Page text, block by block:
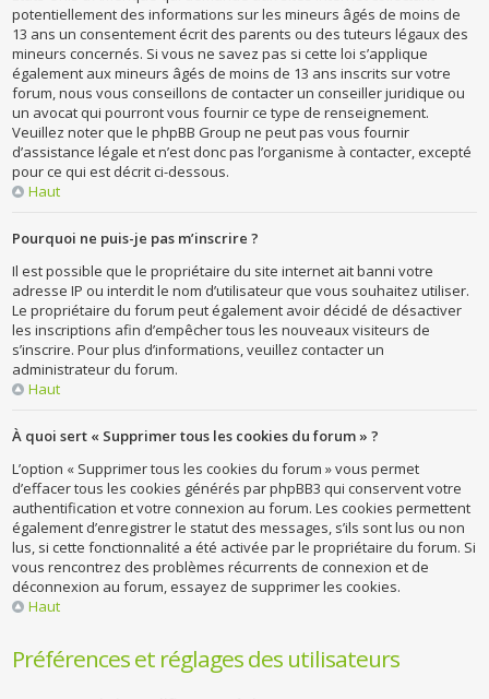
potentiellement des informations sur les mineurs âgés de moins de
13 ans un consentement écrit des parents ou des tuteurs légaux des
mineurs concernés. Si vous ne savez pas si cette loi s’applique
également aux mineurs âgés de moins de 13 ans inscrits sur votre
forum, nous vous conseillons de contacter un conseiller juridique ou
un avocat qui pourront vous fournir ce type de renseignement.
Veuillez noter que le phpBB Group ne peut pas vous fournir
d’assistance légale et n’est donc pas l’organisme à contacter, excepté
pour ce qui est décrit ci-dessous.
Haut
Pourquoi ne puis-je pas m’inscrire ?
Il est possible que le propriétaire du site internet ait banni votre
adresse IP ou interdit le nom d’utilisateur que vous souhaitez utiliser.
Le propriétaire du forum peut également avoir décidé de désactiver
les inscriptions afin d’empêcher tous les nouveaux visiteurs de
s’inscrire. Pour plus d’informations, veuillez contacter un
administrateur du forum.
Haut
À quoi sert « Supprimer tous les cookies du forum » ?
L’option « Supprimer tous les cookies du forum » vous permet
d’effacer tous les cookies générés par phpBB3 qui conservent votre
authentification et votre connexion au forum. Les cookies permettent
également d’enregistrer le statut des messages, s’ils sont lus ou non
lus, si cette fonctionnalité a été activée par le propriétaire du forum. Si
vous rencontrez des problèmes récurrents de connexion et de
déconnexion au forum, essayez de supprimer les cookies.
Haut
Préférences et réglages des utilisateurs